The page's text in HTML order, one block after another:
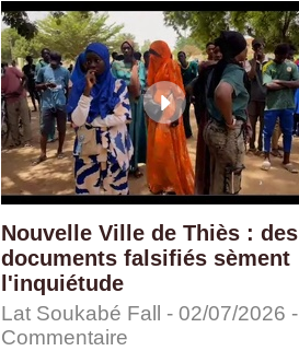
Nouvelle Ville de Thiès : des
documents falsifiés sèment
l'inquiétude
Lat Soukabé Fall - 02/07/2026 -
Commentaire